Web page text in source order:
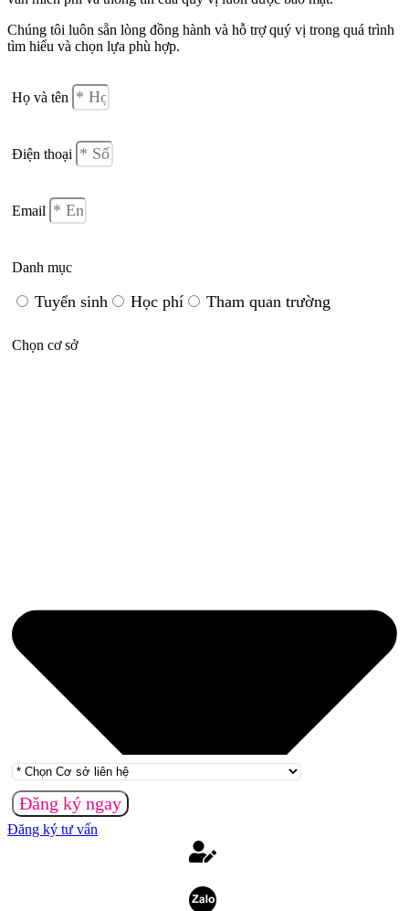
Chúng tôi luôn sẵn lòng đồng hành và hỗ trợ quý vị trong quá trình
tìm hiểu và chọn lựa phù hợp.
Họ và tên
Điện thoại
Email
Danh mục
Tuyển sinh Học phí Tham quan trường
Chọn cơ sở
Đăng ký ngay
Đăng ký tư vấn